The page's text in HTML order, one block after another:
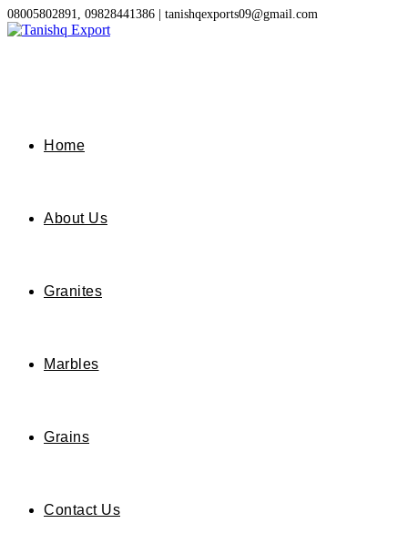
Skip
to
08005802891, 09828441386 | tanishqexports09@gmail.com
Home
About Us
Granites
Marbles
Grains
Contact Us